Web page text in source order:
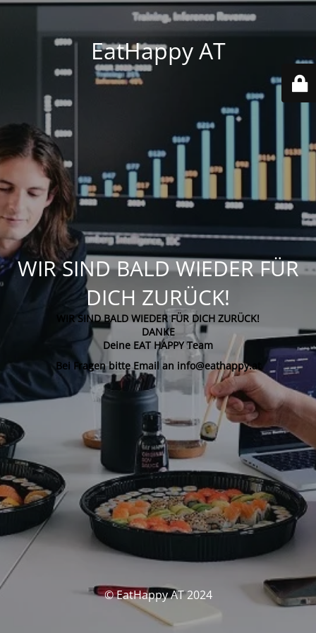
EatHappy AT
WIR SIND BALD WIEDER FÜR
DICH ZURÜCK!
WIR SIND BALD WIEDER FÜR DICH ZURÜCK!
DANKE
Deine EAT HAPPY Team
Bei Fragen bitte Email an info@eathappy.at
© EatHappy AT 2024